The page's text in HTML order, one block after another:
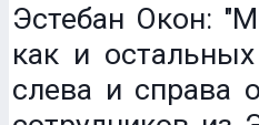
Эстебан Окон:
как и
слева и справа